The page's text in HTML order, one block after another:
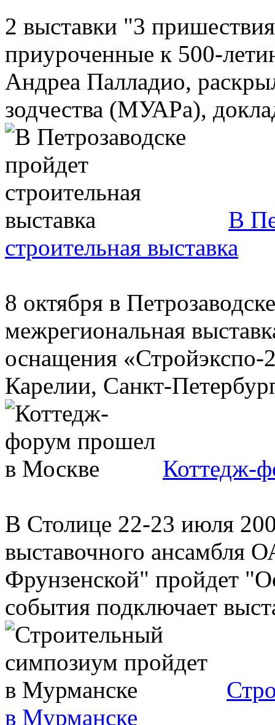
2 выставки "3
приуроченные к 500-
Андреа Палладио,
зодчества (МУАРа),
В
строительная выставка
8 октября в
межрегиональная
оснащения
Карелии, Санкт-
Коттедж-
В Столице 22-23 июля
выставочного ансамбля
Фрунзенской" пройдет
события подключает
в Мурманске